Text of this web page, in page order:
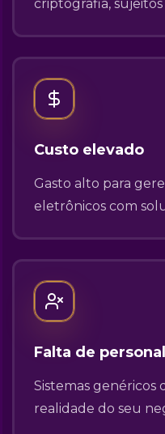
criptografia,
Custo elevado
Gasto alto para
eletrônicos com
Falta de
Sistemas genéricos
realidade do seu